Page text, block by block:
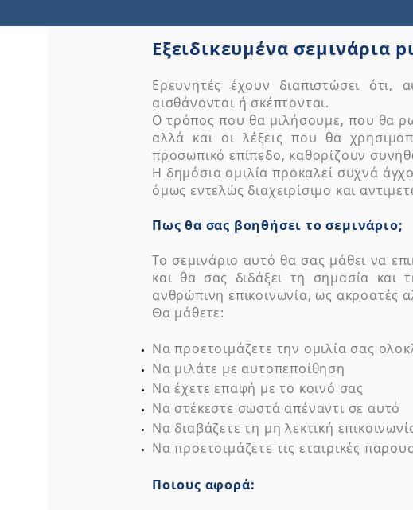
Εξειδικευμένα
Ερευνητές έχουν διαπιστώσει
αισθάνονται ή σκέπτονται.
Ο τρόπος που θα μιλήσουμε, που θα
αλλά και οι λέξεις που θα
προσωπικό επίπεδο, καθορίζουν
Η δημόσια ομιλία προκαλεί συχνά
όμως εντελώς διαχειρίσιμο και
Πως θα σας βοηθήσει το σεμινάριο;
Το σεμινάριο αυτό θα σας μάθει να
και θα σας διδάξει τη σημασία και
ανθρώπινη επικοινωνία, ως ακροατές
Θα μάθετε:
Να προετοιμάζετε την ομιλία σας
Να μιλάτε με αυτοπεποίθηση
Να έχετε επαφή με το κοινό σας
Να στέκεστε σωστά απέναντι σε αυτό
Να διαβάζετε τη μη λεκτική
Να προετοιμάζετε τις εταιρικές
Ποιους αφορά: